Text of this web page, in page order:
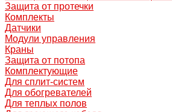
Защита от протечки
Комплекты
Датчики
Модули управления
Краны
Защита от потопа
Комплектующие
Для сплит-систем
Для обогревателей
Для теплых полов